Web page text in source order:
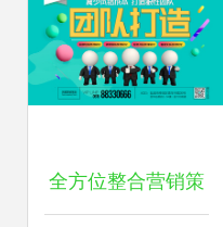
全方位整合营销策